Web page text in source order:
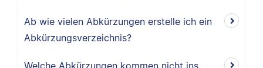
Ab wie vielen Abkürzungen erstelle ich ein
Abkürzungsverzeichnis?
Welche Abkürzungen kommen nicht ins